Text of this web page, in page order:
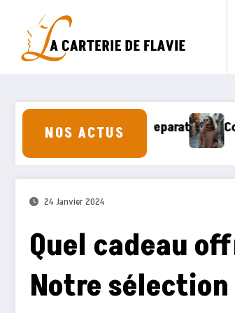
contenu
NOS ACTUS
choisir et porter un pull en maille
24 Janvier 2024
Quel cadeau
Notre